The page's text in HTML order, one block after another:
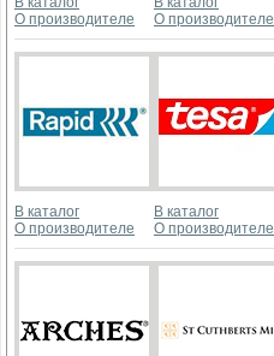
О производителе
О производителе
В каталог
О производителе
В каталог
О производителе